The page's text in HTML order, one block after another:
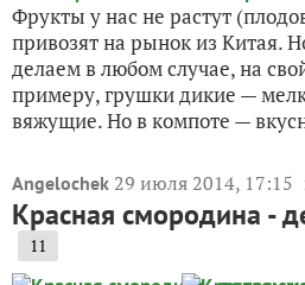
Фрукты у нас не растут
привозят на рынок из Китая.
делаем в любом случае, на
примеру, грушки дикие —
вяжущие. Но в компоте —
Angelochek 29 июля 2014, 17:15
Красная смородина -
11